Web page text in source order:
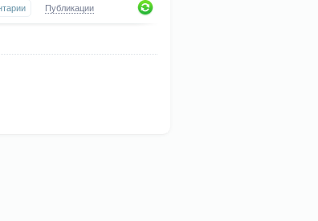
Публикации